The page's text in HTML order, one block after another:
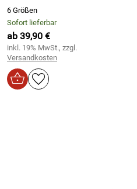
6 Größen
Sofort lieferbar
ab 39,90 €
inkl. 19% MwSt., zzgl.
Versandkosten